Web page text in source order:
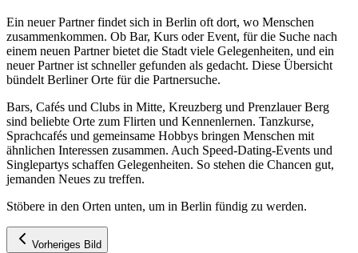
Ein neuer Partner findet sich in Berlin oft dort, wo Menschen
zusammenkommen. Ob Bar, Kurs oder Event, für die Suche nach
einem neuen Partner bietet die Stadt viele Gelegenheiten, und ein
neuer Partner ist schneller gefunden als gedacht. Diese Übersicht
bündelt Berliner Orte für die Partnersuche.
Bars, Cafés und Clubs in Mitte, Kreuzberg und Prenzlauer Berg
sind beliebte Orte zum Flirten und Kennenlernen. Tanzkurse,
Sprachcafés und gemeinsame Hobbys bringen Menschen mit
ähnlichen Interessen zusammen. Auch Speed-Dating-Events und
Singlepartys schaffen Gelegenheiten. So stehen die Chancen gut,
jemanden Neues zu treffen.
Stöbere in den Orten unten, um in Berlin fündig zu werden.
Vorheriges Bild